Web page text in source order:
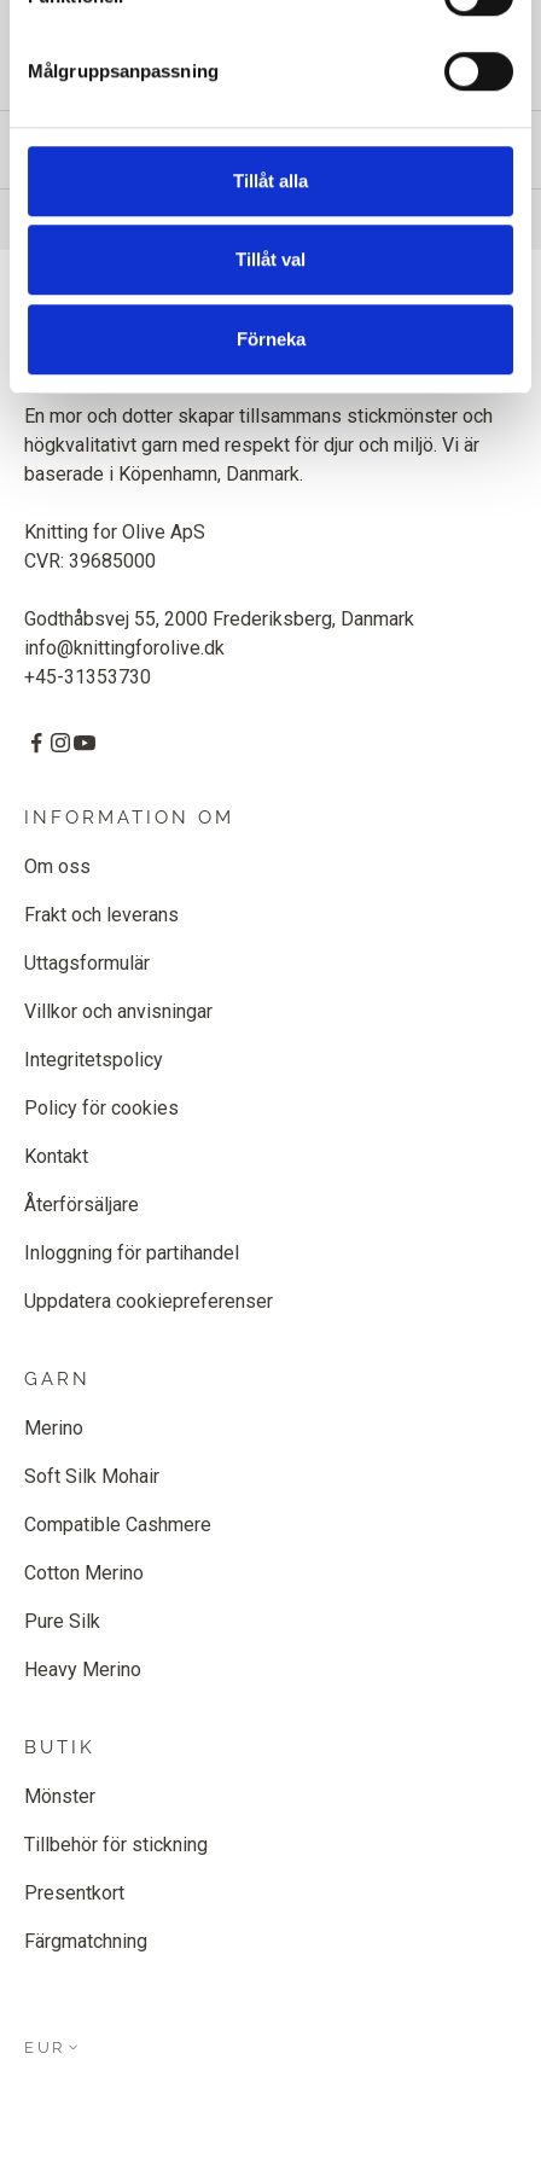
Målgruppsanpassning
Tillåt alla
Tillåt val
Förneka
INFORMATION OM PRODUKTEN
En mor och dotter skapar tillsammans stickmönster och
högkvalitativt garn med respekt för djur och miljö. Vi är
baserade i Köpenhamn, Danmark.
Knitting for Olive ApS
CVR: 39685000
Godthåbsvej 55, 2000 Frederiksberg, Danmark
info@knittingforolive.dk
+45-31353730
INFORMATION OM
Om oss
Frakt och leverans
Uttagsformulär
Villkor och anvisningar
Integritetspolicy
Policy för cookies
Kontakt
Återförsäljare
Inloggning för partihandel
Uppdatera cookiepreferenser
GARN
Merino
Soft Silk Mohair
Compatible Cashmere
Cotton Merino
Pure Silk
Heavy Merino
BUTIK
Mönster
Tillbehör för stickning
Presentkort
Färgmatchning
EUR